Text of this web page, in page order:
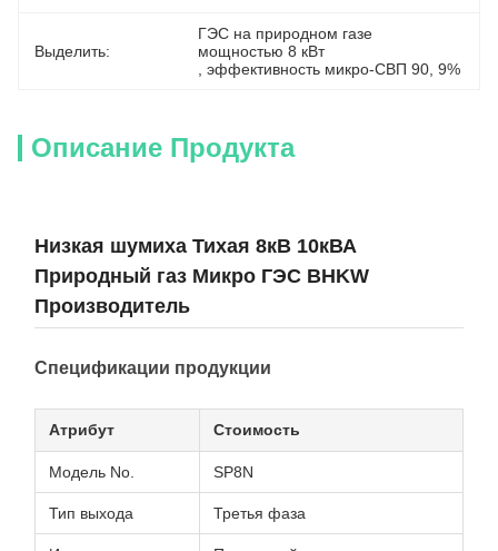
Выделить:
ГЭС на природном газе
мощностью 8 кВт
, эффективность микро-СВП 90 , 9%
Описание Продукта
Низкая шумиха Тихая 8кВ 10кВА
Природный газ Микро ГЭС BHKW
Производитель
Спецификации продукции
Атрибут Стоимость
Модель No. SP8N
Тип выхода Третья фаза